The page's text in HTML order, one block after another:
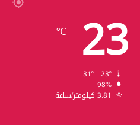
23
℃
98%
3.81 كيلومتر/ساعة